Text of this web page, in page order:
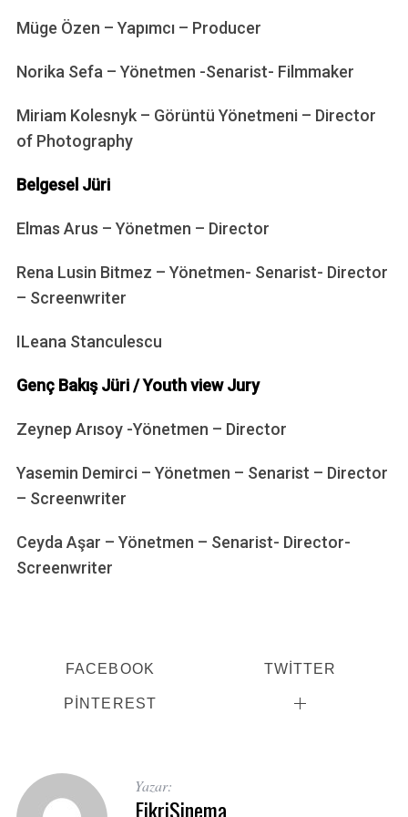
Müge Özen – Yapımcı – Producer
Norika Sefa – Yönetmen -Senarist- Filmmaker
Miriam Kolesnyk – Görüntü Yönetmeni – Director
of Photography
Belgesel Jüri
Elmas Arus – Yönetmen – Director
Rena Lusin Bitmez – Yönetmen- Senarist- Director
– Screenwriter
ILeana Stanculescu
Genç Bakış Jüri / Youth view Jury
Zeynep Arısoy -Yönetmen – Director
Yasemin Demirci – Yönetmen – Senarist – Director
– Screenwriter
Ceyda Aşar – Yönetmen – Senarist- Director-
Screenwriter
FACEBOOK TWITTER
PINTEREST
Yazar:
FikriSinema